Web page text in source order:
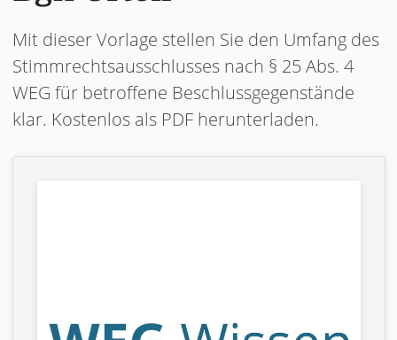
Mit dieser Vorlage stellen Sie den Umfang des
Stimmrechtsausschlusses nach § 25 Abs. 4
WEG für betroffene Beschlussgegenstände
klar. Kostenlos als PDF herunterladen.